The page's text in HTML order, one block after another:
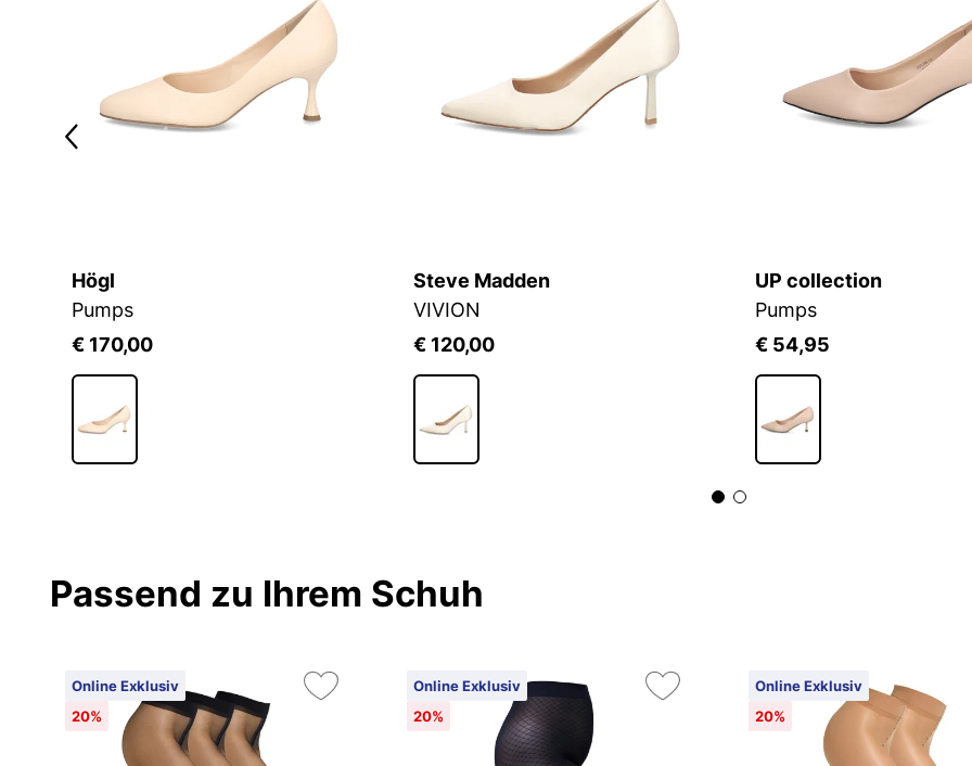
Högl
Pumps
€ 170,00
Steve Madden
VIVION
€ 120,00
UP collection
Pumps
€ 54,95
Passend zu Ihrem Schuh
Online Exklusiv
20%
Online Exklusiv
20%
Online Exklusiv
20%